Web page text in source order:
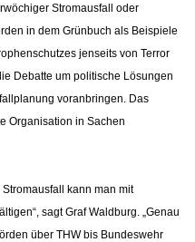
Stromausfall oder
in dem Grünbuch als Beispiele
jenseits von Terror
Debatte um politische Lösungen
voranbringen. Das
Organisation in Sachen
kann man mit
sagt Graf Waldburg. „Genau
über THW bis Bundeswehr